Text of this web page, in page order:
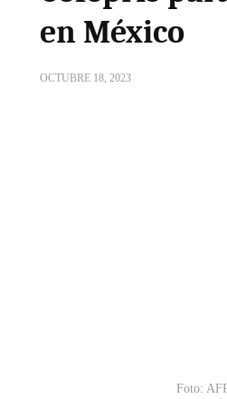
en México
OCTUBRE 18, 2023
Foto: